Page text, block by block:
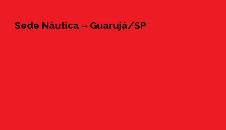
Sede Náutica – Guarujá/SP